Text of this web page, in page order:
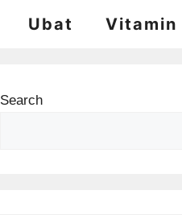
Ubat Vitamin
Search